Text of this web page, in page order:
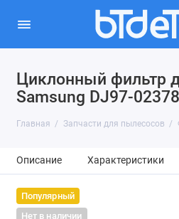
Циклонный фильтр
Samsung DJ97-
Главная Запчасти для пылесосов
Описание Характеристики
Популярный
Нет в наличии